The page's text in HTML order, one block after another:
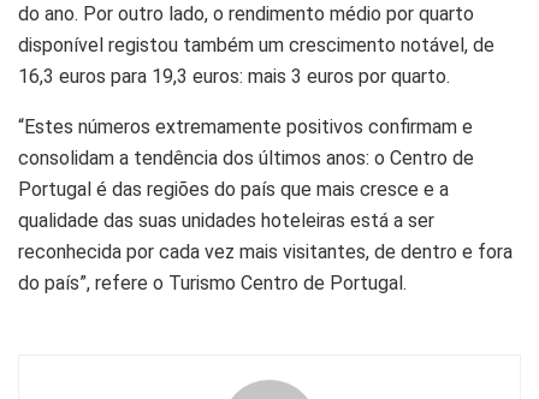
do ano. Por outro lado, o rendimento médio por quarto
disponível registou também um crescimento notável, de
16,3 euros para 19,3 euros: mais 3 euros por quarto.
“Estes números extremamente positivos confirmam e
consolidam a tendência dos últimos anos: o Centro de
Portugal é das regiões do país que mais cresce e a
qualidade das suas unidades hoteleiras está a ser
reconhecida por cada vez mais visitantes, de dentro e fora
do país”, refere o Turismo Centro de Portugal.